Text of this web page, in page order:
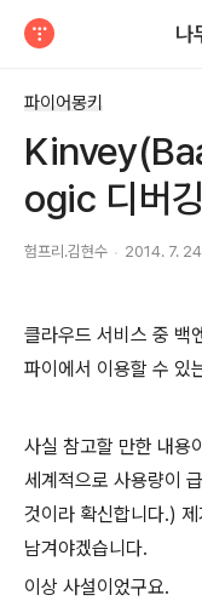
나
파이어몽키
ogic 디버
험프리.김현수 2014. 7.
클라우드 서비스 중 백
파이에서 이용할 수 있
사실 참고할 만한 내용
세계적으로 사용량이
것이라 확신합니다.)
남겨야겠습니다.
이상 사설이었구요.